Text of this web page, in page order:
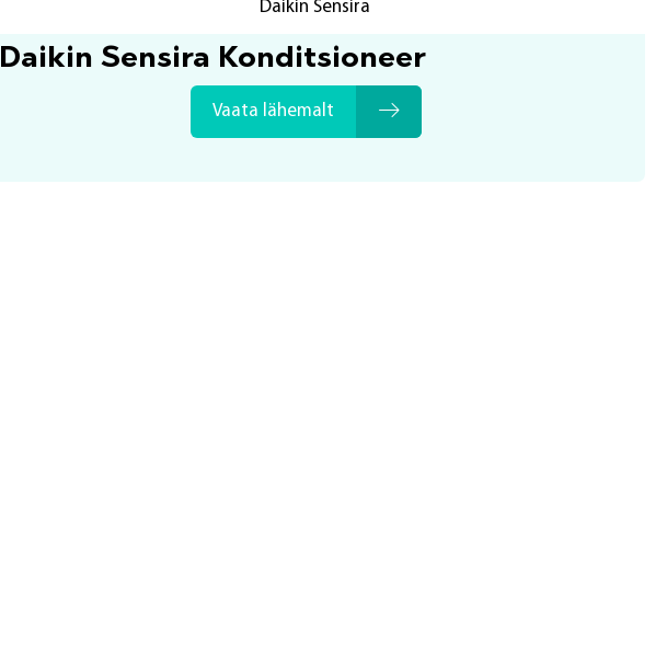
Daikin Sensira Konditsioneer
Vaata lähemalt